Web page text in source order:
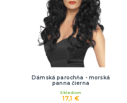
Dámská parochňa - morská
panna čierna
17,1 €
Skladom